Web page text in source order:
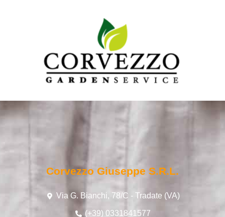
Corvezzo Giuseppe S.r.l.
Via G. Bianchi, 78/C - Tradate (VA)
(+39) 0331841577